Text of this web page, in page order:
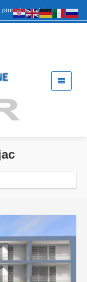
promet nekretninama